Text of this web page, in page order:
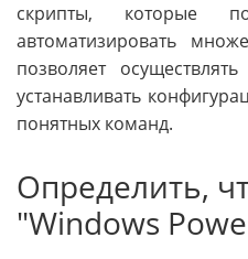
скрипты, которые
автоматизировать
позволяет
устанавливать
понятных команд.
Определить,
"Windows